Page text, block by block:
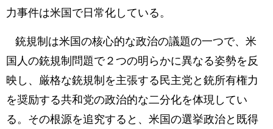
力事件は米国で日常化している。
銃規制は米国の核心的な政治の議題の一つで、米
国人の銃規制問題で２つの明らかに異なる姿勢を反
映し、厳格な銃規制を主張する民主党と銃所有権力
を奨励する共和党の政治的な二分化を体現してい
る。その根源を追究すると、米国の選挙政治と既得